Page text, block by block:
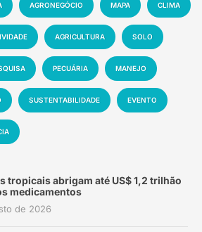
AGRONEGÓCIO MAPA CLIMA
AGRICULTURA SOLO
PECUÁRIA MANEJO
SUSTENTABILIDADE EVENTO
tropicais abrigam até US$ 1,2 trilhão
medicamentos
de 2026